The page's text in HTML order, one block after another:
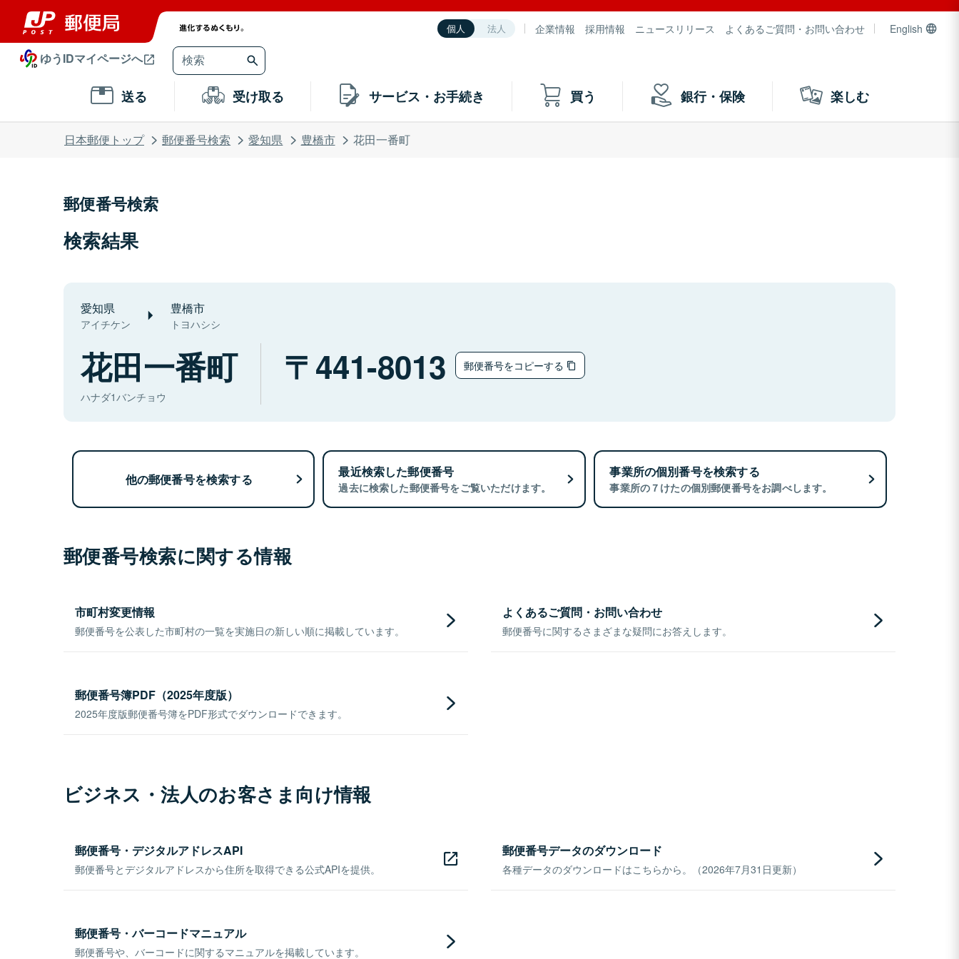
個人 法人 企業情報 採用情報 ニュースリリース よくあるご質問・お問い合わせ English
ゆうIDマイページへ
送る 受け取る サービス・お手続き 買う 銀行・保険 楽しむ
日本郵便トップ 郵便番号検索 愛知県 豊橋市 花田一番町
郵便番号検索
検索結果
愛知県
アイチケン
豊橋市
トヨハシシ
花田一番町
ハナダ1バンチョウ
441-8013 郵便番号をコピーする
他の郵便番号を検索する 最近検索した郵便番号
過去に検索した郵便番号をご覧いただけます。
事業所の個別番号を検索する
事業所の７けたの個別郵便番号をお調べします。
郵便番号検索に関する情報
市町村変更情報
郵便番号を公表した市町村の一覧を実施日の新しい順に掲載しています。
よくあるご質問・お問い合わせ
郵便番号に関するさまざまな疑問にお答えします。
郵便番号簿PDF（2025年度版）
2025年度版郵便番号簿をPDF形式でダウンロードできます。
ビジネス・法人のお客さま向け情報
郵便番号・デジタルアドレスAPI
郵便番号とデジタルアドレスから住所を取得できる公式APIを提供。
郵便番号データのダウンロード
各種データのダウンロードはこちらから。（2026年7月31日更新）
郵便番号・バーコードマニュアル
郵便番号や、バーコードに関するマニュアルを掲載しています。